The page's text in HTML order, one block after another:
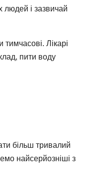
людей і зазвичай
Лікарі
пити воду
більш тривалий
найсерйозніші з